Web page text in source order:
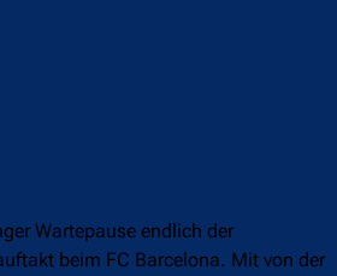
Wartepause endlich der
beim FC Barcelona. Mit von der